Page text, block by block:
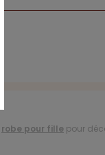
robe pour fille pour